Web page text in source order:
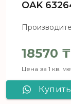
OAK
18570 ₸
Цена за 1 кв.